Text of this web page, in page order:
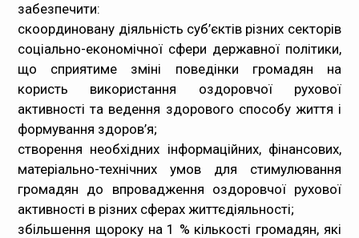
забезпечити:
скоординовану діяльність суб’єктів різних секторів
соціально-економічної сфери державної політики,
що сприятиме зміні поведінки громадян на
користь використання оздоровчої рухової
активності та ведення здорового способу життя і
формування здоров’я;
створення необхідних інформаційних, фінансових,
матеріально-технічних умов для стимулювання
громадян до впровадження оздоровчої рухової
активності в різних сферах життєдіяльності;
збільшення щороку на 1 % кількості громадян, які